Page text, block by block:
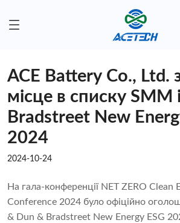
ACE Battery Co., Ltd.
місце в списку SMM
Bradstreet New
2024
2024-10-24
На гала-конференції NET ZERO Clean
Conference 2024 було офіційно
& Dun & Bradstreet New Energy ESG